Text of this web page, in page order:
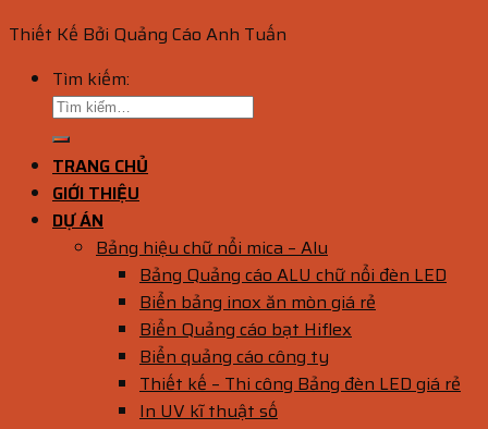
Thiết Kế Bởi Quảng Cáo Anh Tuấn
Tìm kiếm:
TRANG CHỦ
GIỚI THIỆU
DỰ ÁN
Bảng hiệu chữ nổi mica – Alu
Bảng Quảng cáo ALU chữ nổi đèn LED
Biển bảng inox ăn mòn giá rẻ
Biển Quảng cáo bạt Hiflex
Biển quảng cáo công ty
Thiết kế – Thi công Bảng đèn LED giá rẻ
In UV kĩ thuật số